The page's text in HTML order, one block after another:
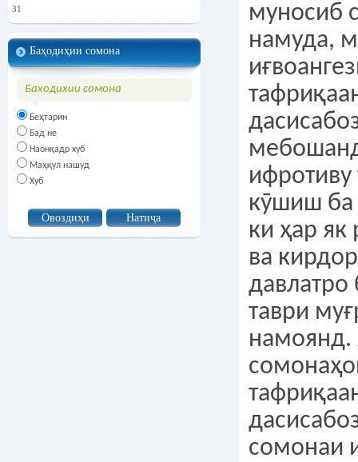
31
Баҳодиҳии сомона
Баходихии сомона
Беҳтарин
Бад не
Наонқадр хуб
Маҳқул нашуд
Хуб
муносиб
намуда,
ифротиву
кӯшиш
ки ҳар як
ва
таври
намоянд.
сомонаи